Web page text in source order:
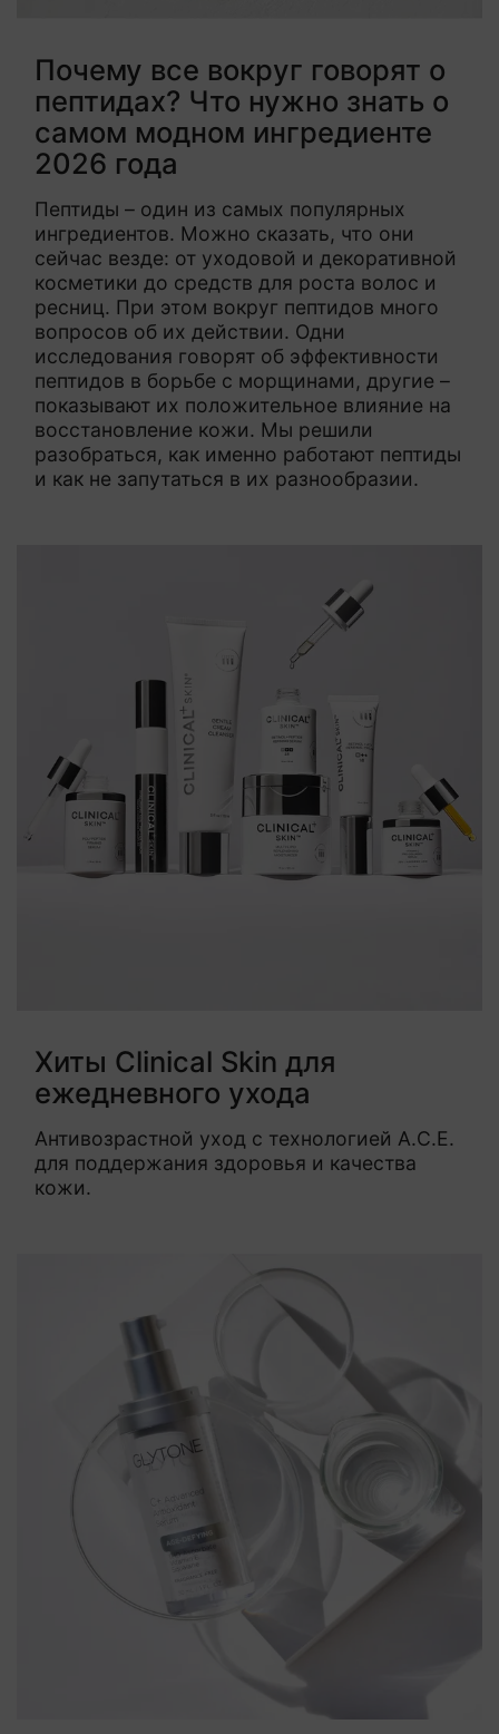
Почему все вокруг говорят о
пептидах? Что нужно знать о
самом модном ингредиенте
2026 года
Пептиды – один из самых популярных
ингредиентов. Можно сказать, что они
сейчас везде: от уходовой и декоративной
косметики до средств для роста волос и
ресниц. При этом вокруг пептидов много
вопросов об их действии. Одни
исследования говорят об эффективности
пептидов в борьбе с морщинами, другие –
показывают их положительное влияние на
восстановление кожи. Мы решили
разобраться, как именно работают пептиды
и как не запутаться в их разнообразии.
Хиты Clinical Skin для
ежедневного ухода
Антивозрастной уход с технологией A.C.E.
для поддержания здоровья и качества
кожи.